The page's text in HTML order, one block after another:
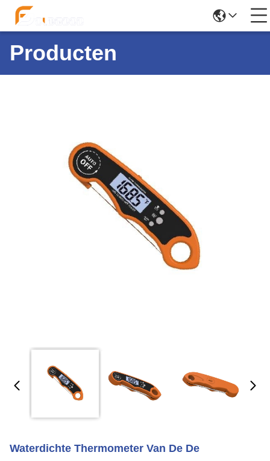
Producten
Waterdichte Thermometer Van De De